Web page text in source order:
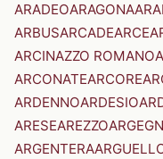
ARADEOARAGONA
ARBUSARCADEARCE
ARCINAZZO ROMANO
ARCONATEARCORE
ARDENNOARDESIO
ARESEAREZZO
ARGENTERA